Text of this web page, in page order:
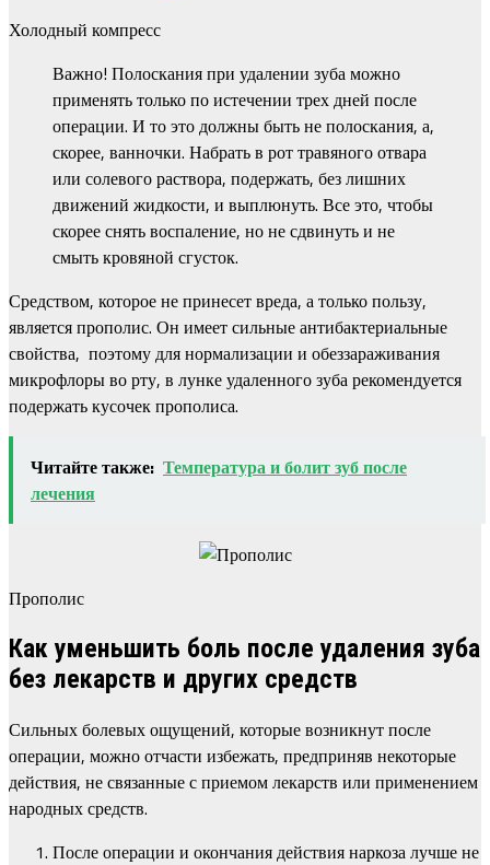
Холодный компресс
Важно! Полоскания при удалении зуба можно
применять только по истечении трех дней после
операции. И то это должны быть не полоскания, а,
скорее, ванночки. Набрать в рот травяного отвара
или солевого раствора, подержать, без лишних
движений жидкости, и выплюнуть. Все это, чтобы
скорее снять воспаление, но не сдвинуть и не
смыть кровяной сгусток.
Средством, которое не принесет вреда, а только пользу,
является прополис. Он имеет сильные антибактериальные
свойства, поэтому для нормализации и обеззараживания
микрофлоры во рту, в лунке удаленного зуба рекомендуется
подержать кусочек прополиса.
Читайте также: Температура и болит зуб после
лечения
Прополис
Как уменьшить боль после удаления зуба
без лекарств и других средств
Сильных болевых ощущений, которые возникнут после
операции, можно отчасти избежать, предприняв некоторые
действия, не связанные с приемом лекарств или применением
народных средств.
После операции и окончания действия наркоза лучше не